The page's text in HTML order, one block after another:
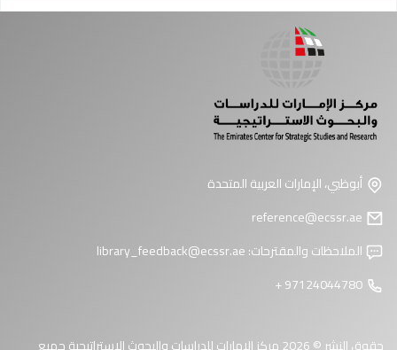
أبوظبي، الإمارات العربية المتحدة
الملاحظات والمقترحات:library_feedback@ecssr.ae